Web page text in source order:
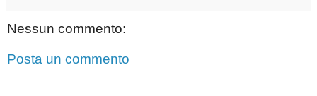
Nessun commento:
Posta un commento